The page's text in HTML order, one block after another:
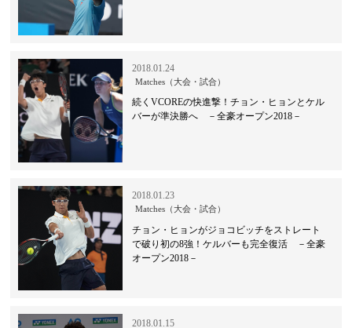
2018.01.24
Matches（大会・試合）
続くVCOREの快進撃！チョン・ヒョンとケル
バーが準決勝へ －全豪オープン2018－
2018.01.23
Matches（大会・試合）
チョン・ヒョンがジョコビッチをストレート
で破り初の8強！ケルバーも完全復活 －全豪
オープン2018－
2018.01.15